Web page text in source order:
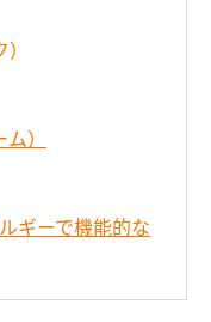
）
ギーで機能的な